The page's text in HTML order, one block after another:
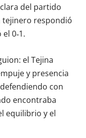
del partido
tejinero respondió
0‑1.
el Tejina
y presencia
con
encontraba
equilibrio y el